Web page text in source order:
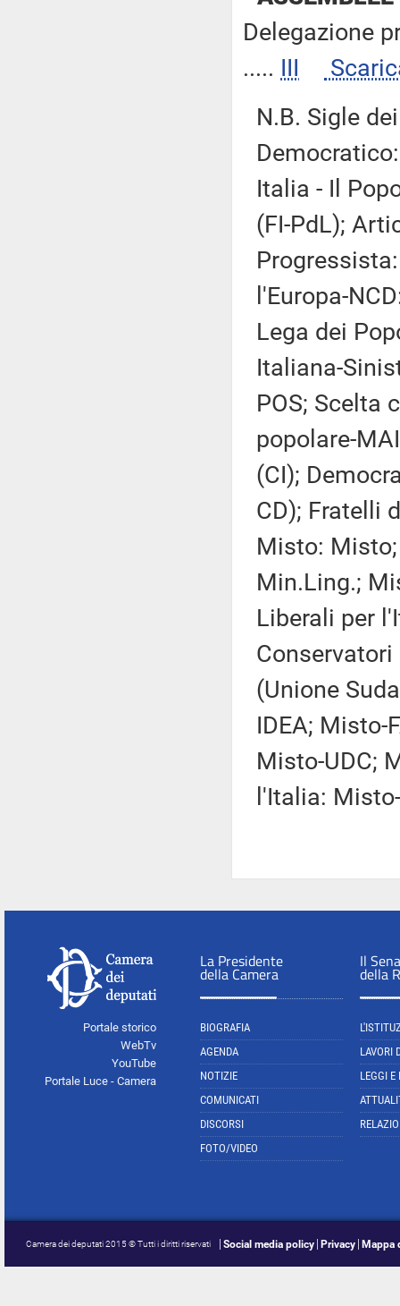
Delegazione
..... III
N.B. Sigle
Italia - Il
(FI-PdL);
l'Europa-
Lega dei
Italiana-
POS; Scelta
popolare-
(CI);
CD); Fratelli
Misto:
Min.Ling.;
Liberali per
Conservatori
(Unione
IDEA; Misto-
Misto-UDC;
l'Italia:
Portale storico
WebTv
YouTube
Portale Luce - Camera
La Presidente
della Camera
BIOGRAFIA
AGENDA
NOTIZIE
COMUNICATI
DISCORSI
FOTO/VIDEO
Il
della
LAVORI
LEGGI E
Camera dei deputati 2015 © Tutti i diritti riservati Social media policy Privacy Mappa